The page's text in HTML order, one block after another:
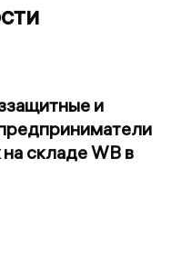
и
складе WB в